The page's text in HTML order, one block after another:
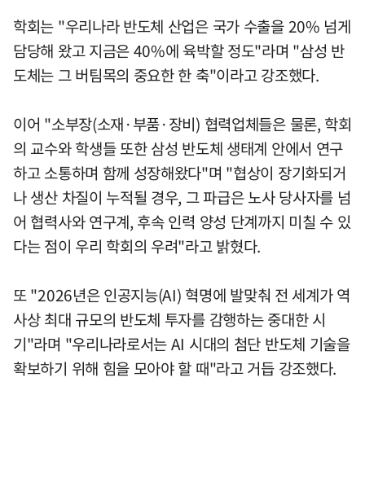
학회는 "우리나라 반도체 산업은 국가 수출을 20% 넘게
담당해 왔고 지금은 40%에 육박할 정도"라며 "삼성 반
도체는 그 버팀목의 중요한 한 축"이라고 강조했다.
이어 "소부장(소재·부품·장비) 협력업체들은 물론, 학회
의 교수와 학생들 또한 삼성 반도체 생태계 안에서 연구
하고 소통하며 함께 성장해왔다"며 "협상이 장기화되거
나 생산 차질이 누적될 경우, 그 파급은 노사 당사자를 넘
어 협력사와 연구계, 후속 인력 양성 단계까지 미칠 수 있
다는 점이 우리 학회의 우려"라고 밝혔다.
또 "2026년은 인공지능(AI) 혁명에 발맞춰 전 세계가 역
사상 최대 규모의 반도체 투자를 감행하는 중대한 시
기"라며 "우리나라로서는 AI 시대의 첨단 반도체 기술을
확보하기 위해 힘을 모아야 할 때"라고 거듭 강조했다.